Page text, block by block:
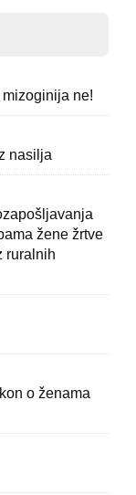
ne!
nasilja
žene žrtve
ruralnih
o ženama